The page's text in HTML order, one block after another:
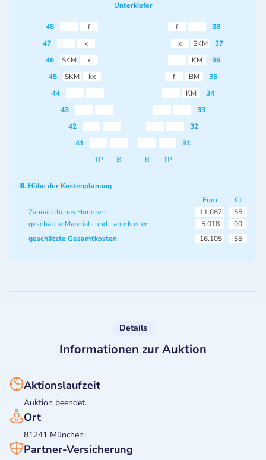
Unterkiefer
48 f f
38
47
k x SKM
37
46
SKM x KM
36
45
SKM kx f BM
35
44
KM
34
43
33
42
32
41
31
TP
B B TP
III. Höhe der Kostenplanung
Euro
Ct
Zahnärztliches Honorar:
11.087
55
geschätzte Material- und Laborkosten:
5.018
00
geschätzte Gesamtkosten
16.105 55
Details
Informationen zur Auktion
Aktionslaufzeit
Auktion beendet.
Ort
81241 München
Partner-Versicherung